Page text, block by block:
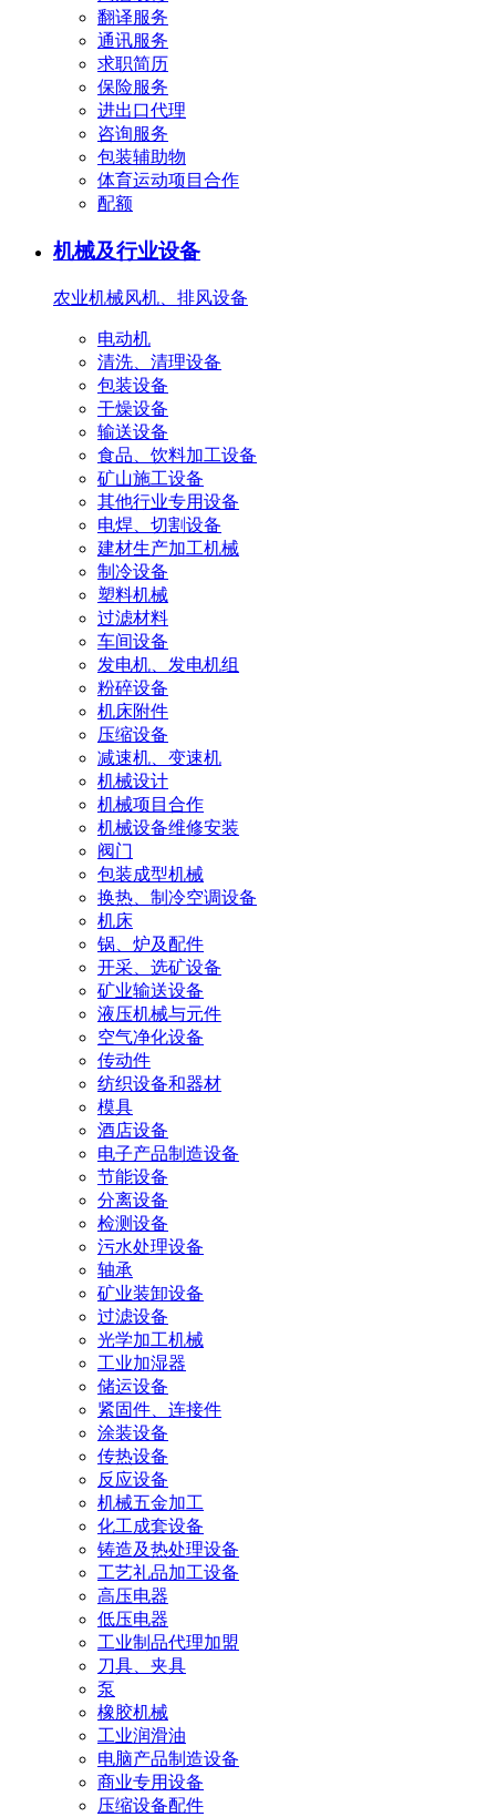
翻译服务
通讯服务
求职简历
保险服务
进出口代理
咨询服务
包装辅助物
体育运动项目合作
配额
机械及行业设备
农业机械风机、排风设备
电动机
清洗、清理设备
包装设备
干燥设备
输送设备
食品、饮料加工设备
矿山施工设备
其他行业专用设备
电焊、切割设备
建材生产加工机械
制冷设备
塑料机械
过滤材料
车间设备
发电机、发电机组
粉碎设备
机床附件
压缩设备
减速机、变速机
机械设计
机械项目合作
机械设备维修安装
阀门
包装成型机械
换热、制冷空调设备
机床
锅、炉及配件
开采、选矿设备
矿业输送设备
液压机械与元件
空气净化设备
传动件
纺织设备和器材
模具
酒店设备
电子产品制造设备
节能设备
分离设备
检测设备
污水处理设备
轴承
矿业装卸设备
过滤设备
光学加工机械
工业加湿器
储运设备
紧固件、连接件
涂装设备
传热设备
反应设备
机械五金加工
化工成套设备
铸造及热处理设备
工艺礼品加工设备
高压电器
低压电器
工业制品代理加盟
刀具、夹具
泵
橡胶机械
工业润滑油
电脑产品制造设备
商业专用设备
压缩设备配件